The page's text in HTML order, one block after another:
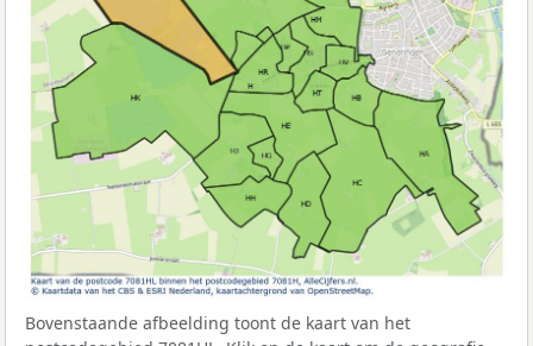
Bovenstaande afbeelding toont de kaart van het